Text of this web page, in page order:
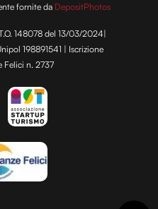
fornite da DepositPhotos
148078 del 13/03/2024|
198891541 | Iscrizione
Felici n. 2737